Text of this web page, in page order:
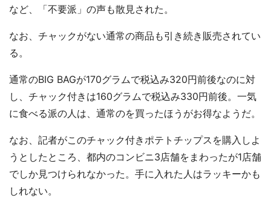
など、「不要派」の声も散見された。
なお、チャックがない通常の商品も引き続き販売されてい
る。
通常のBIG BAGが170グラムで税込み320円前後なのに対
し、チャック付きは160グラムで税込み330円前後。一気
に食べる派の人は、通常のを買ったほうがお得なようだ。
なお、記者がこのチャック付きポテトチップスを購入しよ
うとしたところ、都内のコンビニ3店舗をまわったが1店舗
でしか見つけられなかった。手に入れた人はラッキーかも
しれない。